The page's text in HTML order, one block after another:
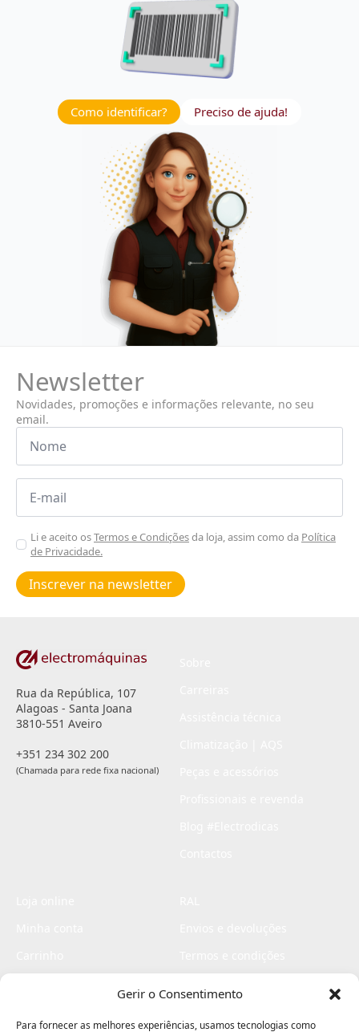
Gerir o Consentimento
Para fornecer as melhores experiências, usamos tecnologias como
Como identificar? Preciso de ajuda!
Newsletter
Novidades, promoções e informações relevante, no seu
email.
Nome
Email
Aceitar
Poiticas
de
privacidade
Li e aceito osTermos e Condiçõesda loja, assim como da Política
de Privacidade.
Inscrever na newsletter
Rua da República, 107
Alagoas - Santa Joana
3810-551 Aveiro
+351 234 302 200
(Chamada para rede fixa nacional)